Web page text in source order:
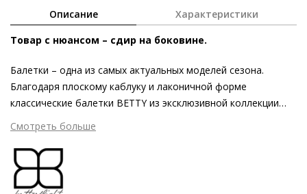
Описание Характеристики
Товар с нюансом – сдир на боковине.
Балетки – одна из самых актуальных моделей сезона.
Благодаря плоскому каблуку и лаконичной форме
классические балетки BETTY из эксклюзивной коллекции
Högl Butterflight станут утончённым и невероятно
комфортным дополнением вашего образа. Выбирая эту
пару, изготовленную в традиционной технике «сакетто», вы
выбираете произведение обувного искусства высочайшего
уровня. Благодаря инновационной конструкции, основанной
Смотреть больше